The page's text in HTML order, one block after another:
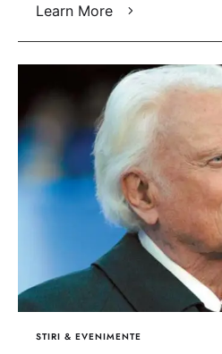
Learn More
STIRI & EVENIMENTE